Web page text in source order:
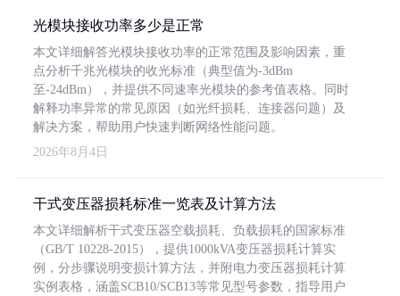
光模块接收功率多少是正常
本文详细解答光模块接收功率的正常范围及影响因素，重
点分析千兆光模块的收光标准（典型值为-3dBm
至-24dBm），并提供不同速率光模块的参考值表格。同时
解释功率异常的常见原因（如光纤损耗、连接器问题）及
解决方案，帮助用户快速判断网络性能问题。
2026年8月4日
干式变压器损耗标准一览表及计算方法
本文详细解析干式变压器空载损耗、负载损耗的国家标准
（GB/T 10228-2015），提供1000kVA变压器损耗计算实
例，分步骤说明变损计算方法，并附电力变压器损耗计算
实例表格，涵盖SCB10/SCB13等常见型号参数，指导用户